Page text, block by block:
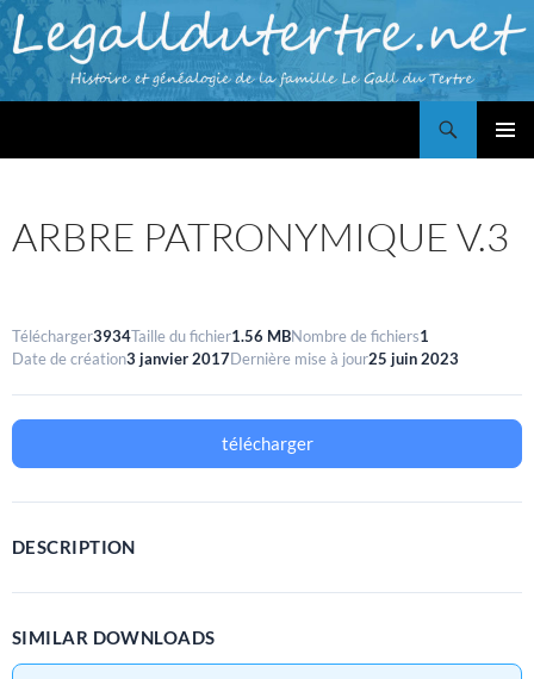
Aller
au
contenu
ARBRE PATRONYMIQUE V.3
Télécharger3934Taille du fichier1.56 MBNombre de fichiers1
Date de création3 janvier 2017Dernière mise à jour25 juin 2023
télécharger
DESCRIPTION
SIMILAR DOWNLOADS